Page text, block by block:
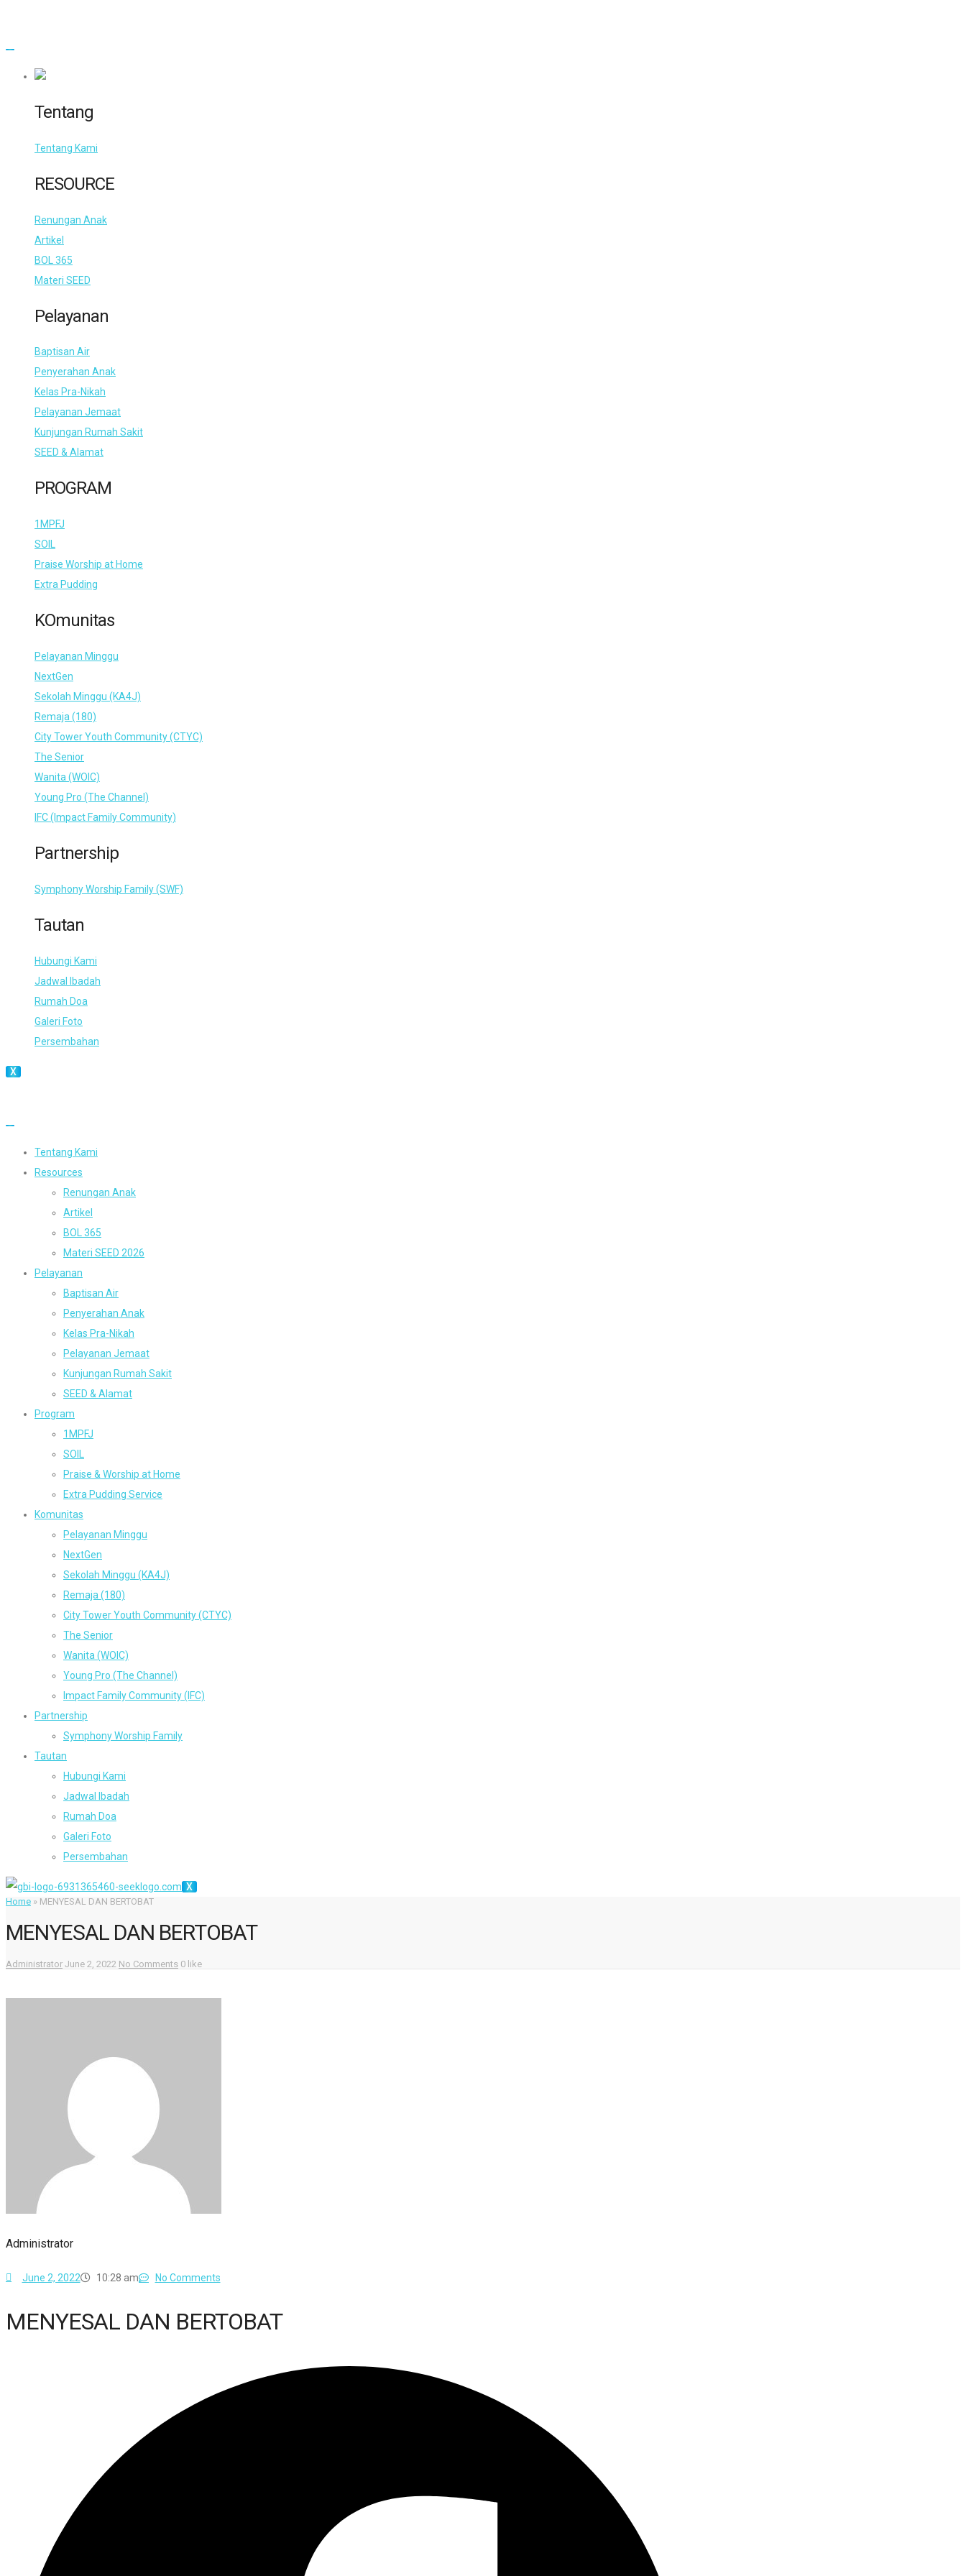
Tentang
Tentang Kami
RESOURCE
Renungan Anak
Artikel
BOL 365
Materi SEED
Pelayanan
Baptisan Air
Penyerahan Anak
Kelas Pra-Nikah
Pelayanan Jemaat
Kunjungan Rumah Sakit
SEED & Alamat
PROGRAM
1MPFJ
SOIL
Praise Worship at Home
Extra Pudding
KOmunitas
Pelayanan Minggu
NextGen
Sekolah Minggu (KA4J)
Remaja (180)
City Tower Youth Community (CTYC)
The Senior
Wanita (WOIC)
Young Pro (The Channel)
IFC (Impact Family Community)
Partnership
Symphony Worship Family (SWF)
Tautan
Hubungi Kami
Jadwal Ibadah
Rumah Doa
Galeri Foto
Persembahan
X
Tentang Kami
Resources
Renungan Anak
Artikel
BOL 365
Materi SEED 2026
Pelayanan
Baptisan Air
Penyerahan Anak
Kelas Pra-Nikah
Pelayanan Jemaat
Kunjungan Rumah Sakit
SEED & Alamat
Program
1MPFJ
SOIL
Praise & Worship at Home
Extra Pudding Service
Komunitas
Pelayanan Minggu
NextGen
Sekolah Minggu (KA4J)
Remaja (180)
City Tower Youth Community (CTYC)
The Senior
Wanita (WOIC)
Young Pro (The Channel)
Impact Family Community (IFC)
Partnership
Symphony Worship Family
Tautan
Hubungi Kami
Jadwal Ibadah
Rumah Doa
Galeri Foto
Persembahan
X
Home » MENYESAL DAN BERTOBAT
MENYESAL DAN BERTOBAT
Administrator June 2, 2022 No Comments 0 like
Administrator
June 2, 2022 10:28 am No Comments
MENYESAL DAN BERTOBAT